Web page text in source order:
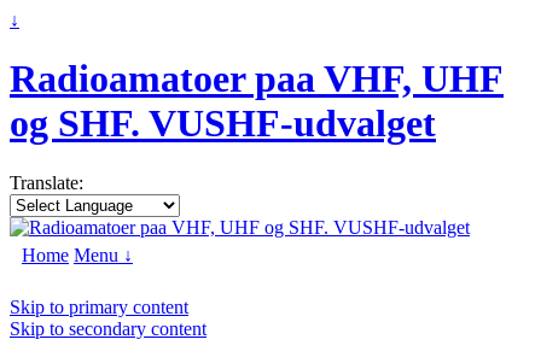
↓
Radioamatoer paa VHF, UHF
og SHF. VUSHF-udvalget
Translate:
Home Menu ↓
Skip to primary content
Skip to secondary content